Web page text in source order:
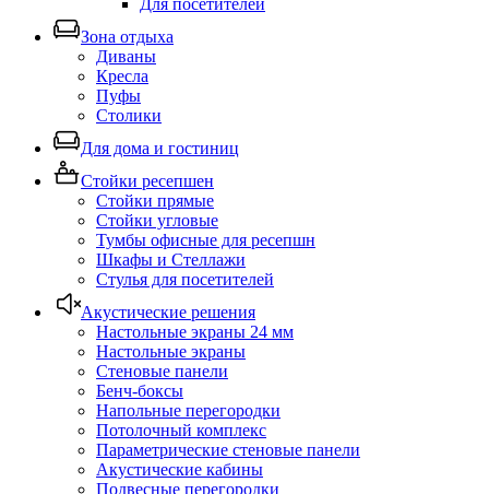
Зона отдыха
Диваны
Кресла
Пуфы
Столики
Для дома и гостиниц
Стойки ресепшен
Стойки прямые
Стойки угловые
Тумбы офисные для ресепшн
Шкафы и Стеллажи
Стулья для посетителей
Акустические решения
Настольные экраны 24 мм
Настольные экраны
Стеновые панели
Бенч-боксы
Напольные перегородки
Потолочный комплекс
Параметрические стеновые панели
Акустические кабины
Подвесные перегородки